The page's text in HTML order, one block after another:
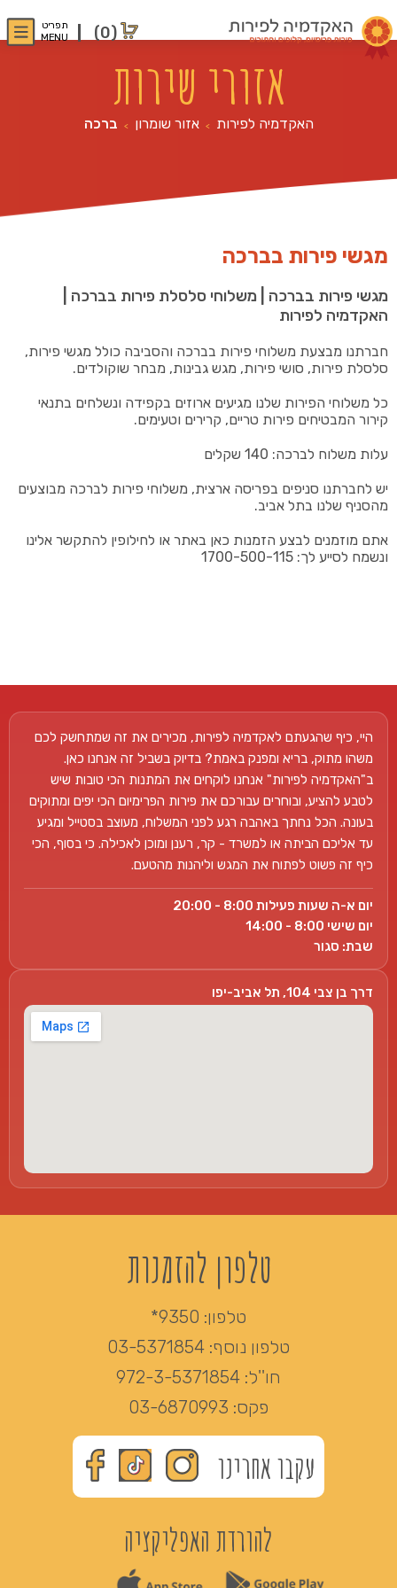
(0)
תפריט
MENU
אזורי שירות
האקדמיה לפירות > אזור שומרון > ברכה
מגשי פירות בברכה
מגשי פירות בברכה | משלוחי סלסלת פירות בברכה |
האקדמיה לפירות
חברתנו מבצעת משלוחי פירות בברכה והסביבה כולל מגשי פירות,
סלסלת פירות, סושי פירות, מגש גבינות, מבחר שוקולדים.
כל משלוחי הפירות שלנו מגיעים ארוזים בקפידה ונשלחים בתנאי
קירור המבטיחים פירות טריים, קרירים וטעימים.
עלות משלוח לברכה: 140 שקלים
יש לחברתנו סניפים בפריסה ארצית, משלוחי פירות לברכה מבוצעים
מהסניף שלנו בתל אביב.
אתם מוזמנים לבצע הזמנות כאן באתר או לחילופין להתקשר אלינו
ונשמח לסייע לך: 1700-500-115
היי, כיף שהגעתם לאקדמיה לפירות, מכירים את זה שמתחשק לכם
משהו מתוק, בריא ומפנק באמת? בדיוק בשביל זה אנחנו כאן.
ב"האקדמיה לפירות" אנחנו לוקחים את המתנות הכי טובות שיש
לטבע להציע, ובוחרים עבורכם את פירות הפרימיום הכי יפים ומתוקים
בעונה. הכל נחתך באהבה רגע לפני המשלוח, מעוצב בסטייל ומגיע
עד אליכם הביתה או למשרד - קר, רענן ומוכן לאכילה. כי בסוף, הכי
כיף זה פשוט לפתוח את המגש וליהנות מהטעם.
יום א-ה שעות פעילות 8:00 - 20:00
יום שישי 8:00 - 14:00
שבת: סגור
דרך בן צבי 104, תל אביב-יפו
טלפון להזמנות
טלפון: 9350*
טלפון נוסף: 03-5371854
חו''ל: 972-3-5371854
פקס: 03-6870993
עקבו אחרינו
להורדת האפליקציה